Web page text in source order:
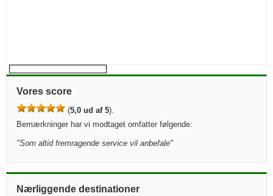
Vores score
(5,0 ud af 5).
Bemærkninger har vi modtaget omfatter følgende:
"Som altid fremragende service vil anbefale"
Nærliggende destinationer